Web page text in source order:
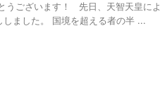
うございます！ 先日、天智天皇によ
ました。 国境を超える者の半 ...